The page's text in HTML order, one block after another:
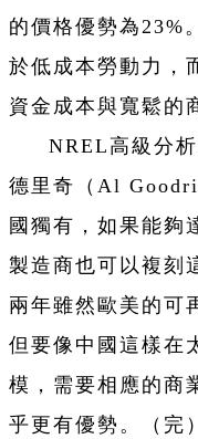
的價格優勢為23%
於低成本勞動力，
資金成本與寬鬆的
NREL高級分
德里奇（Al
國獨有，如果能夠
製造商也可以複刻
兩年雖然歐美的可
但要像中國這樣在
模，需要相應的商
乎更有優勢。（完）